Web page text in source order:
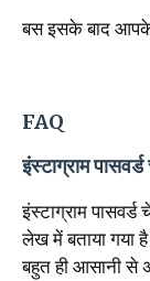
बस इसके बाद आपके
FAQ
इंस्टाग्राम
इंस्टाग्राम
लेख में बताया गया
बहुत ही आसानी